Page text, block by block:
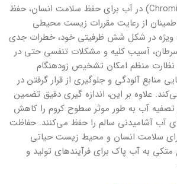
اندازه گیری کروم (Chromium) در آب برای حفظ سلامت انسان، حفظ
از رعایت مقررات زیست محیطی
ویژه در شکل شش ظرفیتی خود، خطرات جدی
آسیب کلیه و مشکلات تنفسی حتی در
نظارت منظم امکان تشخیص زودهنگام
منابع آلودگی و جلوگیری از قرار گرفتن در
علاوه بر این، اندازه گیری دقیق تضمین
آب به طور موثر سطوح کروم را کاهش
آب آشامیدنی سالم را حفظ می‌کنند. حفاظت
سلامت انسان و محیط زیست حیاتی
به آب پاک برای فرآیندهای تولید و